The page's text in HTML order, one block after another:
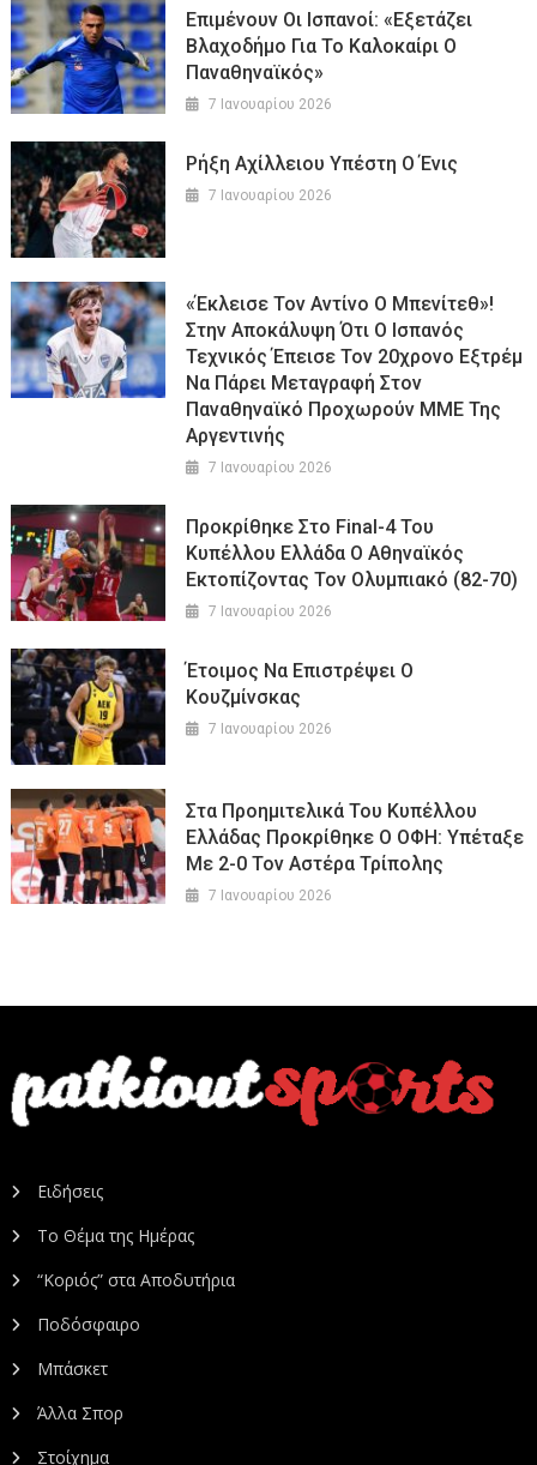
Επιμένουν Οι Ισπανοί: «Εξετάζει
Βλαχοδήμο Για Το Καλοκαίρι Ο
Παναθηναϊκός»
7 Ιανουαρίου 2026
Ρήξη Αχίλλειου Υπέστη Ο Ένις
7 Ιανουαρίου 2026
«Έκλεισε Τον Αντίνο Ο Μπενίτεθ»!
Στην Αποκάλυψη Ότι Ο Ισπανός
Τεχνικός Έπεισε Τον 20χρονο Εξτρέμ
Να Πάρει Μεταγραφή Στον
Παναθηναϊκό Προχωρούν ΜΜΕ Της
Αργεντινής
7 Ιανουαρίου 2026
Προκρίθηκε Στο Final-4 Του
Κυπέλλου Ελλάδα Ο Αθηναϊκός
Εκτοπίζοντας Τον Ολυμπιακό (82-70)
7 Ιανουαρίου 2026
Έτοιμος Να Επιστρέψει Ο
Κουζμίνσκας
7 Ιανουαρίου 2026
Στα Προημιτελικά Του Κυπέλλου
Ελλάδας Προκρίθηκε Ο ΟΦΗ: Υπέταξε
Με 2-0 Τον Αστέρα Τρίπολης
7 Ιανουαρίου 2026
Ειδήσεις
Το Θέμα της Ημέρας
“Κοριός” στα Αποδυτήρια
Ποδόσφαιρο
Μπάσκετ
Άλλα Σπορ
Στοίχημα